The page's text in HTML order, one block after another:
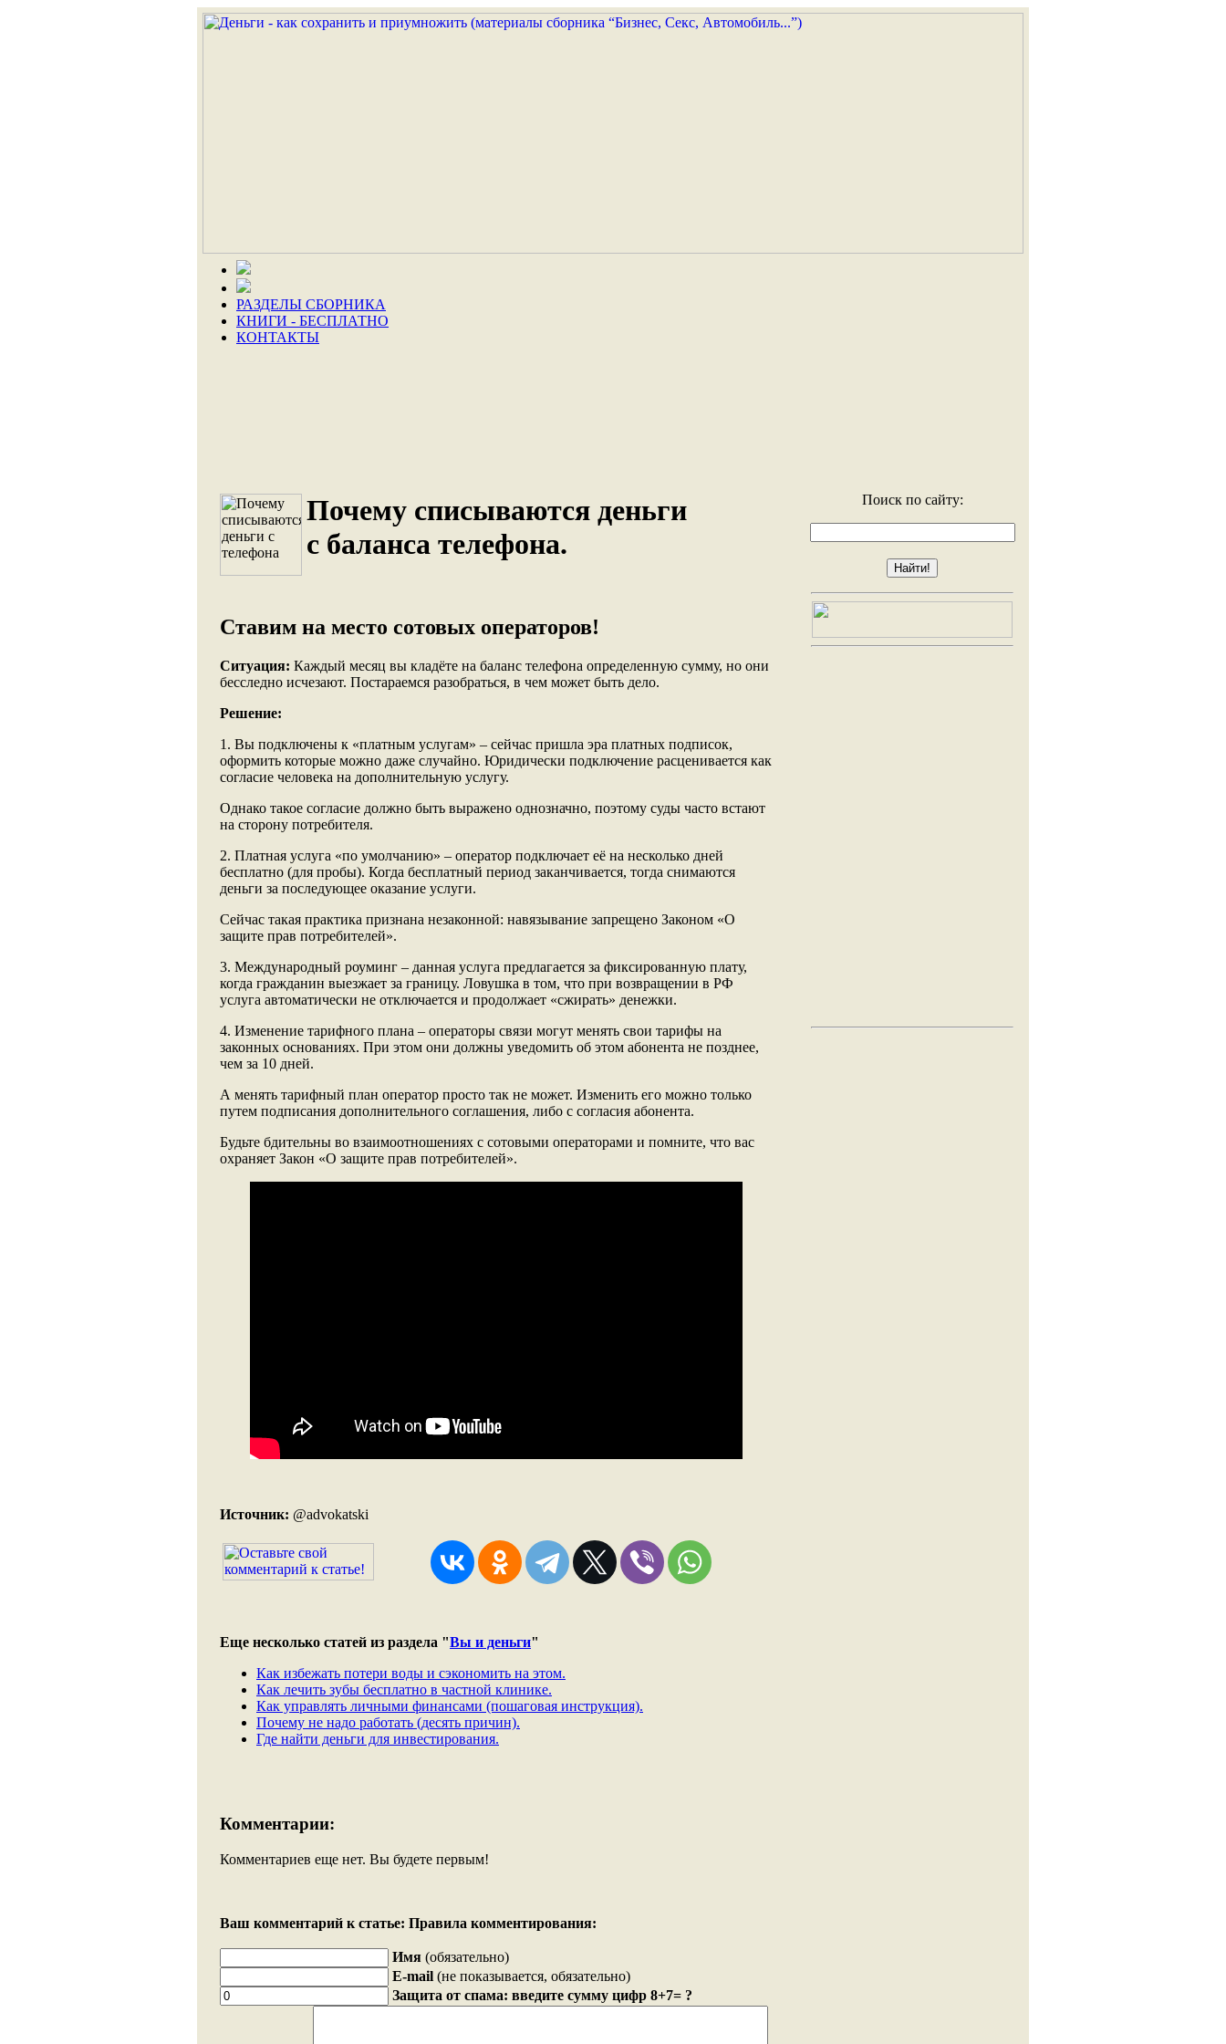
РАЗДЕЛЫ СБОРНИКА
КНИГИ - БЕСПЛАТНО
КОНТАКТЫ
Почему списываются деньги
с баланса телефона.
Ставим на место сотовых операторов!
Ситуация: Каждый месяц вы кладёте на баланс телефона определенную сумму, но они
бесследно исчезают. Постараемся разобраться, в чем может быть дело.
Решение:
1. Вы подключены к «платным услугам» – сейчас пришла эра платных подписок,
оформить которые можно даже случайно. Юридически подключение расценивается как
согласие человека на дополнительную услугу.
Однако такое согласие должно быть выражено однозначно, поэтому суды часто встают
на сторону потребителя.
2. Платная услуга «по умолчанию» – оператор подключает её на несколько дней
бесплатно (для пробы). Когда бесплатный период заканчивается, тогда снимаются
деньги за последующее оказание услуги.
Сейчас такая практика признана незаконной: навязывание запрещено Законом «О
защите прав потребителей».
3. Международный роуминг – данная услуга предлагается за фиксированную плату,
когда гражданин выезжает за границу. Ловушка в том, что при возвращении в РФ
услуга автоматически не отключается и продолжает «сжирать» денежки.
4. Изменение тарифного плана – операторы связи могут менять свои тарифы на
законных основаниях. При этом они должны уведомить об этом абонента не позднее,
чем за 10 дней.
А менять тарифный план оператор просто так не может. Изменить его можно только
путем подписания дополнительного соглашения, либо с согласия абонента.
Будьте бдительны во взаимоотношениях с сотовыми операторами и помните, что вас
охраняет Закон «О защите прав потребителей».
Источник: @advokatski
Еще несколько статей из раздела "Вы и деньги"
Как избежать потери воды и сэкономить на этом.
Как лечить зубы бесплатно в частной клинике.
Как управлять личными финансами (пошаговая инструкция).
Почему не надо работать (десять причин).
Где найти деньги для инвестирования.
Комментарии:
Комментариев еще нет. Вы будете первым!
Ваш комментарий к статье: Правила комментирования:
Имя (обязательно)
E-mail (не показывается, обязательно)
Защита от спама: введите сумму цифр 8+7= ?
Поиск по сайту: